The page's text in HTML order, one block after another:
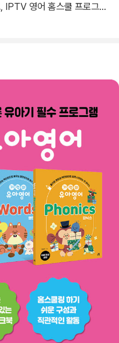
IPTV 영어 홈스쿨 프로그램